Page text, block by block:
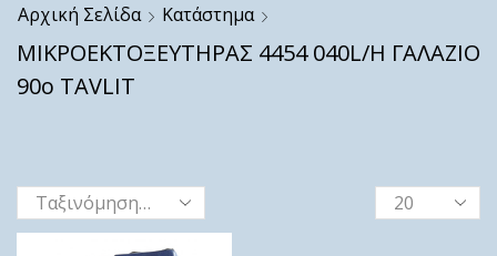
Αρχική Σελίδα Κατάστημα
ΜΙΚΡΟΕΚΤΟΞΕΥΤΗΡΑΣ 4454 040L/H ΓΑΛΑΖΙΟ
90ο TAVLIT